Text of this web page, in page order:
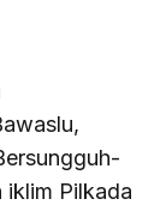
iklim Pilkada